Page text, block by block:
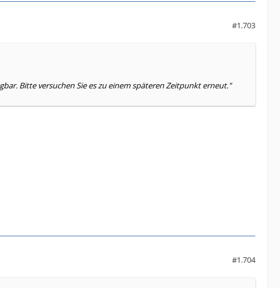
#1.703
Bitte versuchen Sie es zu einem späteren Zeitpunkt erneut."
#1.704